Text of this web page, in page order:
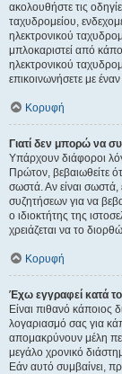
ακολουθήστε τις
ταχυδρομείου,
ηλεκτρονικού
μπλοκαριστεί από
ηλεκτρονικού
επικοινωνήσετε με έναν
Κορυφή
Γιατί δεν μπορώ να
Υπάρχουν διάφοροι
Πρώτον, βεβαιωθείτε
σωστά. Αν είναι σωστά,
συζητήσεων για να
ο ιδιοκτήτης της
χρειάζεται να το
Κορυφή
Έχω εγγραφεί κατά
Είναι πιθανό κάποιος
λογαριασμό σας για
απομακρύνουν μέλη
μεγάλο χρονικό
Εάν αυτό συμβαίνει,